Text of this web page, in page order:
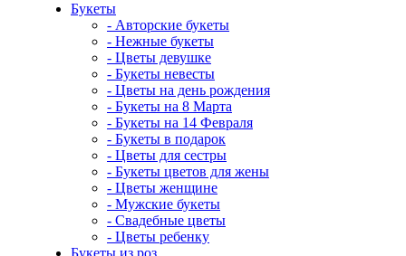
Букеты
- Авторские букеты
- Нежные букеты
- Цветы девушке
- Букеты невесты
- Цветы на день рождения
- Букеты на 8 Марта
- Букеты на 14 Февраля
- Букеты в подарок
- Цветы для сестры
- Букеты цветов для жены
- Цветы женщине
- Мужские букеты
- Свадебные цветы
- Цветы ребенку
Букеты из роз